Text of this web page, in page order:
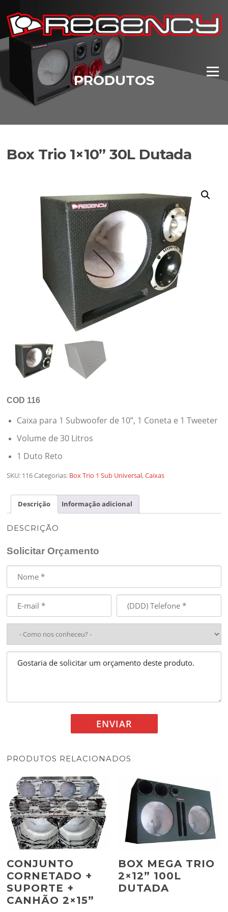
para
conteúdo
Menu
PRODUTOS
Box Trio 1×10” 30L Dutada
COD 116
Caixa para 1 Subwoofer de 10”, 1 Coneta e 1 Tweeter
Volume de 30 Litros
1 Duto Reto
SKU: 116Categorias: Box Trio 1 Sub Universal,Caixas
Descrição Informação adicional
DESCRIÇÃO
Solicitar Orçamento
PRODUTOS RELACIONADOS
CONJUNTO
CORNETADO +
SUPORTE +
CANHÃO 2×15”
BOX MEGA TRIO
2×12” 100L
DUTADA